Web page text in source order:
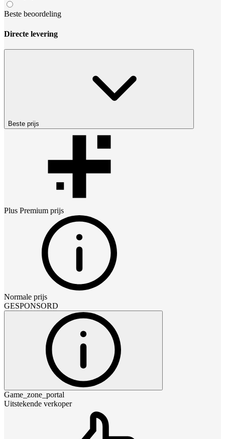
Beste beoordeling
Directe levering
Beste prijs
Plus Premium prijs
Normale prijs
GESPONSORD
Game_zone_portal
Uitstekende verkoper